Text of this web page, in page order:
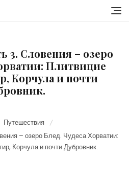
3. Словения – озеро
Плитвицие
Корчула и почти
Путешествия
– озеро Блед. Чудеса Хорватии:
Корчула и почти Дубровник.